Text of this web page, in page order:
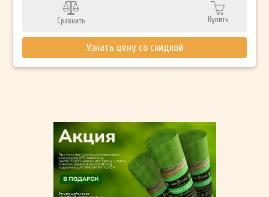
Сравнить Купить
Узнать цену со скидкой